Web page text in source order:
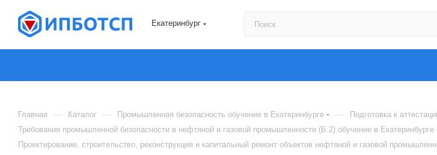
Екатеринбург
Главная — Каталог — Промышленная безопасность обучение в Екатеринбурге — Подготовка к
Требования промышленной безопасности в нефтяной и газовой промышленности (Б.2) обучение в Екатеринбурге
Проектирование, строительство, реконструкция и капитальный ремонт объектов нефтяной и газовой